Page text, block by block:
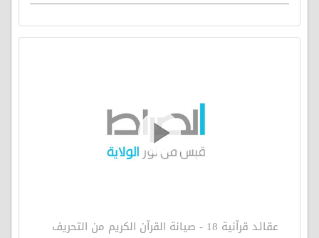
عقائد قرآنية 18 - صيانة القرآن الكريم من التحريف